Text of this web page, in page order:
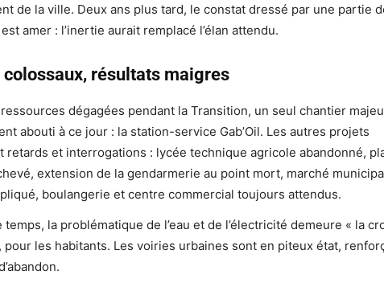
de la ville. Deux ans plus tard, le constat dressé par une partie
amer : l’inertie aurait remplacé l’élan attendu.
colossaux, résultats maigres
dégagées pendant la Transition, un seul chantier
abouti à ce jour : la station-service Gab’Oil. Les autres projets
retards et interrogations : lycée technique agricole abandonné,
extension de la gendarmerie au point mort, marché
boulangerie et centre commercial toujours attendus.
temps, la problématique de l’eau et de l’électricité demeure « la
pour les habitants. Les voiries urbaines sont en piteux état,